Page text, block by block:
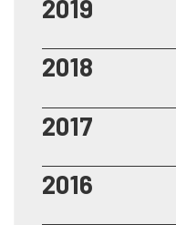
2019
2018
2017
2016